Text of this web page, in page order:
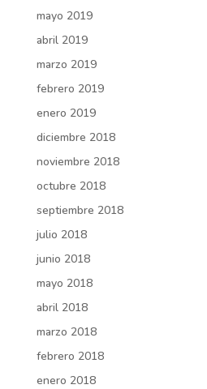
mayo 2019
abril 2019
marzo 2019
febrero 2019
enero 2019
diciembre 2018
noviembre 2018
octubre 2018
septiembre 2018
julio 2018
junio 2018
mayo 2018
abril 2018
marzo 2018
febrero 2018
enero 2018